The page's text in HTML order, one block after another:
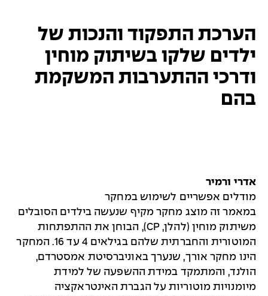
הערכת התפקוד והנכות של
ילדים שלקו בשיתוק מוחין
ודרכי ההתערבות המשקמת
בהם
אדרי ורמיר
מודלים אפשריים לשימוש במחקר
במאמר זה מוצג מחקר מקיף שנעשה בילדים הסובלים
משיתוק מוחין (להלן, CP), הבוחן את ההתפתחות
המוטורית והחברתית שלהם בגילאים 4 עד 16. המחקר
הינו מחקר אורך, שנערך באוניברסיטת אמסטרדם,
הולנד, והמתמקד במידת ההשפעה של למידת
מיומנויות מוטוריות על הגברת האינטראקציה